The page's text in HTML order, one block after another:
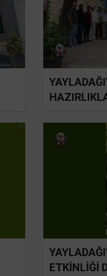
ETKİNLİĞİ